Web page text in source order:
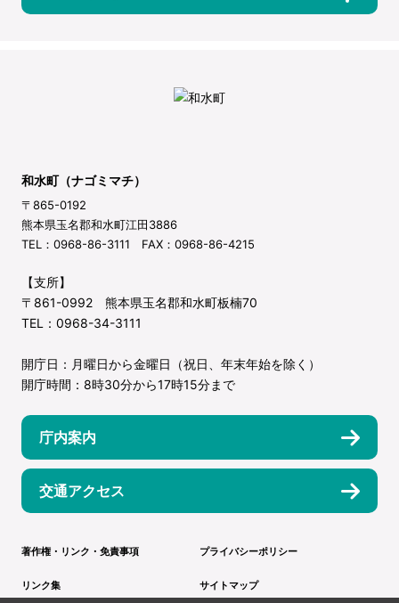
和水町（ナゴミマチ）
〒865-0192
熊本県玉名郡和水町江田3886
TEL：0968-86-3111 FAX：0968-86-4215
【支所】
〒861-0992 熊本県玉名郡和水町板楠70
TEL：0968-34-3111
開庁日：月曜日から金曜日（祝日、年末年始を除く）
開庁時間：8時30分から17時15分まで
庁内案内
交通アクセス
著作権・リンク・免責事項 プライバシーポリシー
リンク集 サイトマップ